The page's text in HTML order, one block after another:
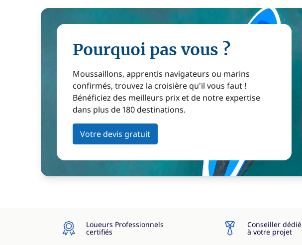
Pourquoi pas vous ?
Moussaillons, apprentis navigateurs ou marins
confirmés, trouvez la croisière qu'il vous faut !
Bénéficiez des meilleurs prix et de notre expertise
dans plus de 180 destinations.
Votre devis gratuit
Loueurs Professionnels
certifiés
Conseiller dédié
à votre projet